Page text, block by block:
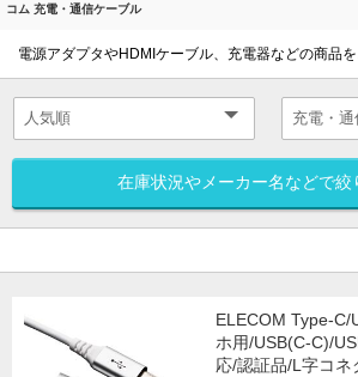
コム 充電・通信ケーブル
電源アダプタやHDMIケーブル、充電器などの商品を
在庫状況やメーカー名などで
ELECOM Type-C/
ホ用/USB(C-C)/
応/認証品/L字コ